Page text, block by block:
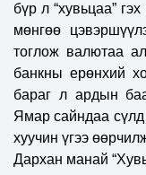
бүр л “хувьцаа”
мөнгөө
тоглож валютаа
банкны ерөнхий
бараг л ардын
Ямар сайндаа
хуучин үгээ
Дархан манай